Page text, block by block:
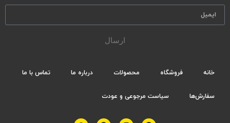
ارسال
خانه فروشگاه محصولات درباره ما تماس با ما
سفارش‌ها سیاست مرجوعی و عودت